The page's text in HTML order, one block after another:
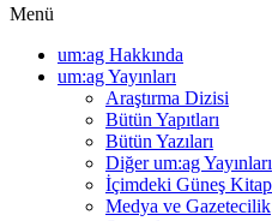
Menü
um:ag Hakkında
um:ag Yayınları
Araştırma Dizisi
Bütün Yapıtları
Bütün Yazıları
Diğer um:ag Yayınları
İçimdeki Güneş
Medya ve Gazetecilik